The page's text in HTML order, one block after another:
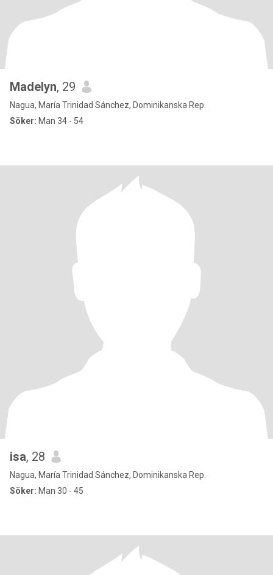
Madelyn, 29
Nagua, María Trinidad Sánchez, Dominikanska Rep.
Söker: Man 34 - 54
isa, 28
Nagua, María Trinidad Sánchez, Dominikanska Rep.
Söker: Man 30 - 45